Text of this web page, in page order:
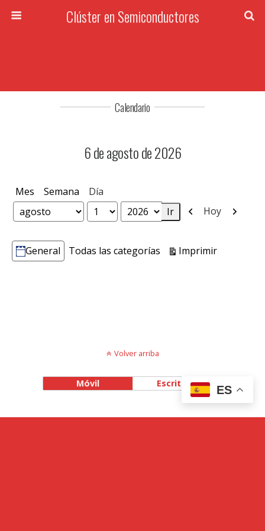
Clúster en Semiconductores
Calendario
6 de agosto de 2026
Mes Semana Día
Mes
Día
Año
Anterior
Hoy
Categorías
General Todas las categorías ImprimirVistas
Volver arriba
Móvil Escritorio
ES